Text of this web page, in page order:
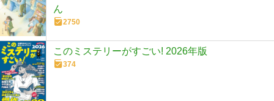
ん
2750
このミステリーがすごい! 2026年版
374